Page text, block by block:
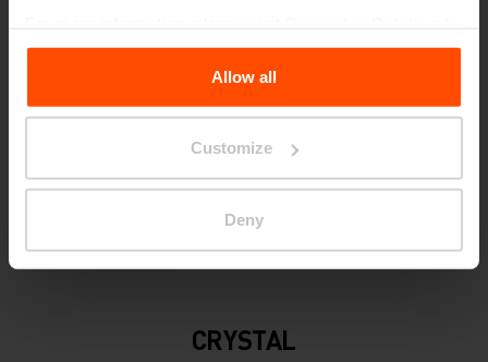
the Processing Personal Data.
Allow all
Customize
Deny
CRYSTAL